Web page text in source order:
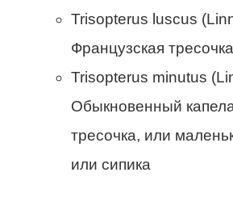
Trisopterus luscus
Французская
Trisopterus minutus
Обыкновенный
тресочка, или
или сипика